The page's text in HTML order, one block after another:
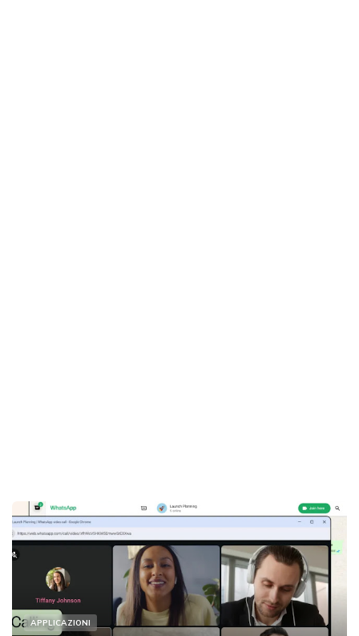
APPLICAZIONI